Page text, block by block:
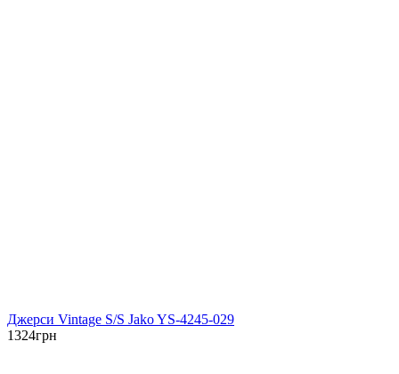
Джерси Vintage S/S Jako YS-4245-029
1324грн